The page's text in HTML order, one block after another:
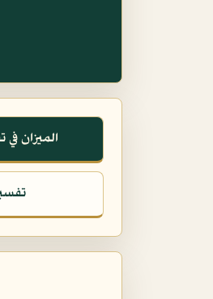
الميزان في